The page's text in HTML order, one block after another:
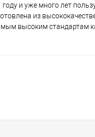
и уже много лет
из
высоким стандартам